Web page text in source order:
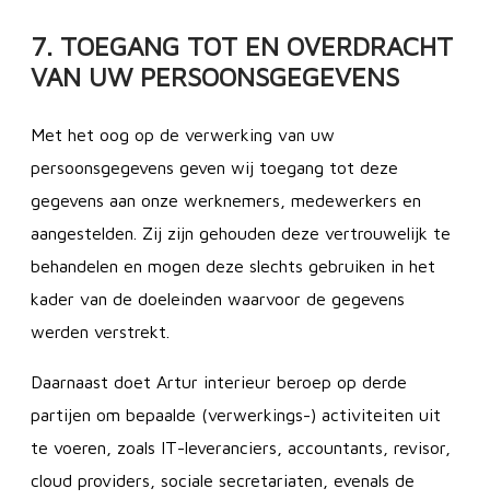
7. TOEGANG TOT EN OVERDRACHT
VAN UW PERSOONSGEGEVENS
Met het oog op de verwerking van uw
persoonsgegevens geven wij toegang tot deze
gegevens aan onze werknemers, medewerkers en
aangestelden. Zij zijn gehouden deze vertrouwelijk te
behandelen en mogen deze slechts gebruiken in het
kader van de doeleinden waarvoor de gegevens
werden verstrekt.
Daarnaast doet Artur interieur beroep op derde
partijen om bepaalde (verwerkings-) activiteiten uit
te voeren, zoals IT-leveranciers, accountants, revisor,
cloud providers, sociale secretariaten, evenals de